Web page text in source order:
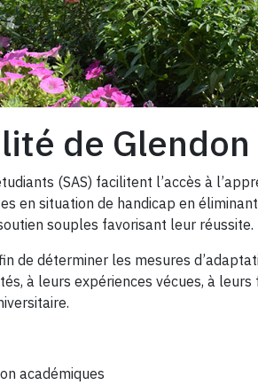
de Glendon
(SAS) facilitent l’accès à
en situation de handicap en
souples favorisant leur réussite.
de déterminer les mesures
à leurs expériences vécues, à leurs
académiques